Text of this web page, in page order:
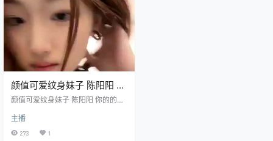
颜值可爱纹身妹子 陈阳阳 你
的的小奶狗 [3V/846M]
颜值可爱纹身妹子 陈阳阳 你的的小
主播
273 1